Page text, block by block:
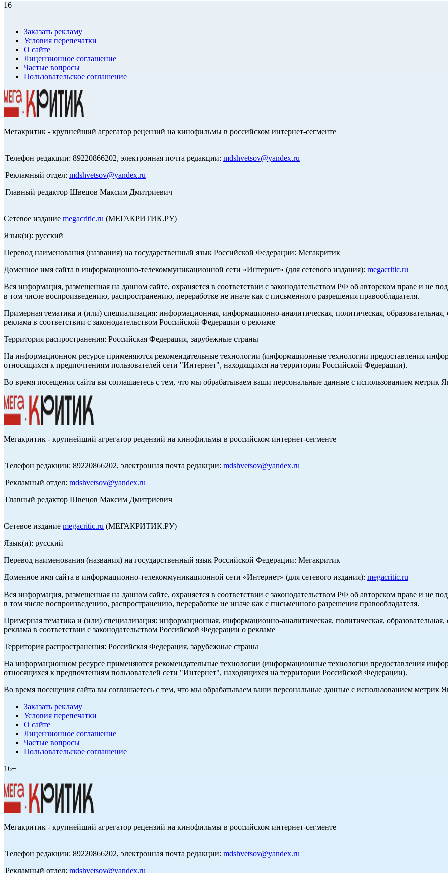
16+
Заказать рекламу
Условия перепечатки
О сайте
Лицензионное соглашение
Частые вопросы
Пользовательское соглашение
Мегакритик - крупнейший агрегатор рецензий на кинофильмы в российском интернет-сегменте
Телефон редакции: 89220866202, электронная почта редакции: mdshvetsov@yandex.ru
Рекламный отдел: mdshvetsov@yandex.ru
Главный редактор Швецов Максим Дмитриевич
Сетевое издание megacritic.ru (МЕГАКРИТИК.РУ)
Язык(и): русский
Перевод наименования (названия) на государственный язык Российской Федерации: Мегакритик
Доменное имя сайта в информационно-телекоммуникационной сети «Интернет» (для сетевого издания): megacritic.ru
Вся информация, размещенная на данном сайте, охраняется в соответствии с законодательством РФ об авторском праве и не
в том числе воспроизведению, распространению, переработке не иначе как с письменного разрешения правообладателя.
Примерная тематика и (или) специализация: информационная, информационно-аналитическая, политическая, образовательная,
реклама в соответствии с законодательством Российской Федерации о рекламе
Территория распространения: Российская Федерация, зарубежные страны
На информационном ресурсе применяются рекомендательные технологии (информационные технологии предоставления
относящихся к предпочтениям пользователей сети "Интернет", находящихся на территории Российской Федерации).
Во время посещения сайта вы соглашаетесь с тем, что мы обрабатываем ваши персональные данные с использованием метрик
Мегакритик - крупнейший агрегатор рецензий на кинофильмы в российском интернет-сегменте
Телефон редакции: 89220866202, электронная почта редакции: mdshvetsov@yandex.ru
Рекламный отдел: mdshvetsov@yandex.ru
Главный редактор Швецов Максим Дмитриевич
Сетевое издание megacritic.ru (МЕГАКРИТИК.РУ)
Язык(и): русский
Перевод наименования (названия) на государственный язык Российской Федерации: Мегакритик
Доменное имя сайта в информационно-телекоммуникационной сети «Интернет» (для сетевого издания): megacritic.ru
Вся информация, размещенная на данном сайте, охраняется в соответствии с законодательством РФ об авторском праве и не
в том числе воспроизведению, распространению, переработке не иначе как с письменного разрешения правообладателя.
Примерная тематика и (или) специализация: информационная, информационно-аналитическая, политическая, образовательная,
реклама в соответствии с законодательством Российской Федерации о рекламе
Территория распространения: Российская Федерация, зарубежные страны
На информационном ресурсе применяются рекомендательные технологии (информационные технологии предоставления
относящихся к предпочтениям пользователей сети "Интернет", находящихся на территории Российской Федерации).
Во время посещения сайта вы соглашаетесь с тем, что мы обрабатываем ваши персональные данные с использованием метрик
Заказать рекламу
Условия перепечатки
О сайте
Лицензионное соглашение
Частые вопросы
Пользовательское соглашение
16+
Мегакритик - крупнейший агрегатор рецензий на кинофильмы в российском интернет-сегменте
Телефон редакции: 89220866202, электронная почта редакции: mdshvetsov@yandex.ru
Рекламный отдел: mdshvetsov@yandex.ru